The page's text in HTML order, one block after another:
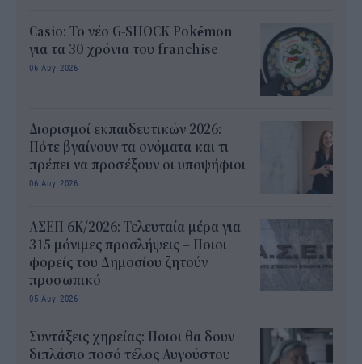
Casio: Το νέο G-SHOCK Pokémon
για τα 30 χρόνια του franchise
06 Αυγ 2026
Διορισμοί εκπαιδευτικών 2026:
Πότε βγαίνουν τα ονόματα και τι
πρέπει να προσέξουν οι υποψήφιοι
06 Αυγ 2026
ΑΣΕΠ 6Κ/2026: Τελευταία μέρα για
315 μόνιμες προσλήψεις – Ποιοι
φορείς του Δημοσίου ζητούν
προσωπικό
05 Αυγ 2026
Συντάξεις χηρείας: Ποιοι θα δουν
διπλάσιο ποσό τέλος Αυγούστου